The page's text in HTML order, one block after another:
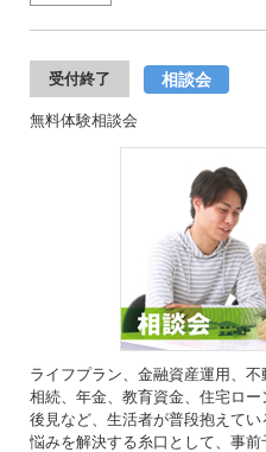
受付終了 相談会
無料体験相談会
ライフプラン、金融資産運用、不
相続、年金、教育資金、住宅ロ
後見など、生活者が普段抱えて
悩みを解決する糸口として、事